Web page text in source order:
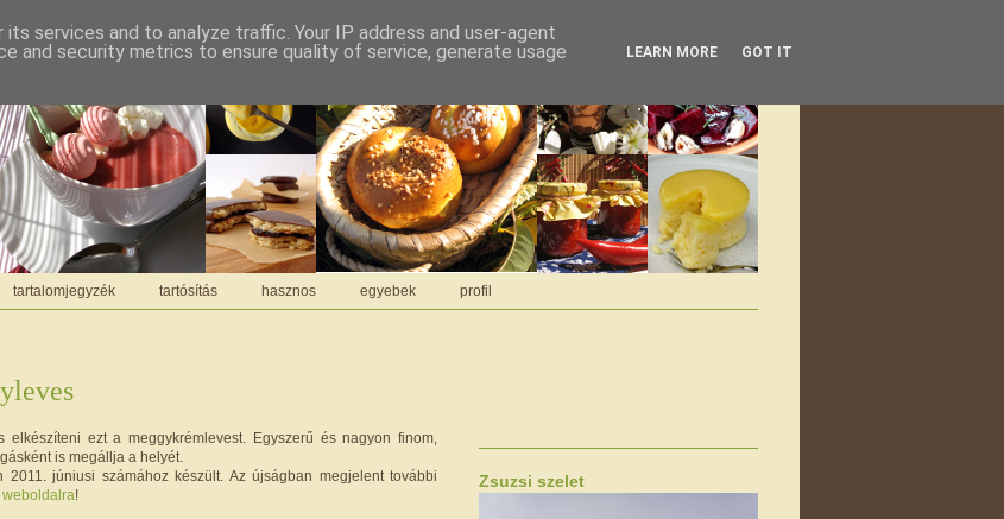
tartalomjegyzék tartósítás hasznos egyebek profil
elkészíteni ezt a meggykrémlevest. Egyszerű és nagyon finom,
is megállja a helyét.
2011. júniusi számához készült. Az újságban megjelent további
weboldalra!
Zsuzsi szelet
services and to analyze traffic. Your IP address and user-agent
and security metrics to ensure quality of service, generate usage
LEARN MORE GOT IT